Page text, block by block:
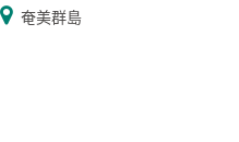
奄美群島